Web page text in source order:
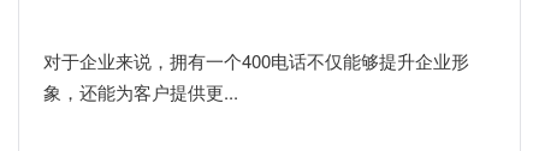
对于企业来说，拥有一个400电话不仅能够提升企业形
象，还能为客户提供更...